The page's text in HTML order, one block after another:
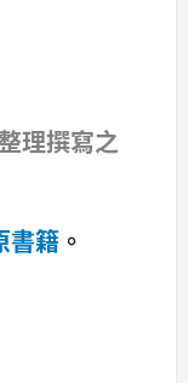
理撰寫之
書籍 。